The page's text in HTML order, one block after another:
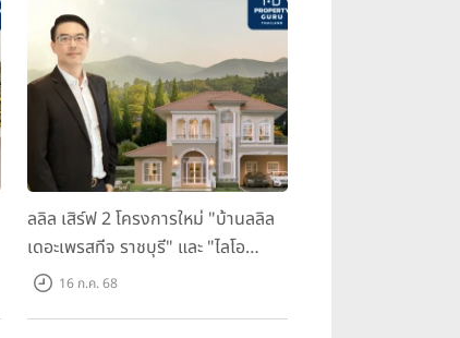
ลลิล เสิร์ฟ 2 โครงการใหม่ "บ้านลลิล
เดอะเพรสทีจ ราชบุรี" และ "ไลโอ
ราชบุรี" บ้าน และทาวน์โฮมสไตล์
16 ก.ค. 68